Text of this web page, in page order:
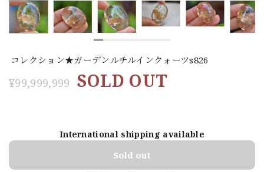
コレクション★ガーデンルチルインクォーツs826
¥99,999,999 SOLD OUT
International shipping available
Sold out